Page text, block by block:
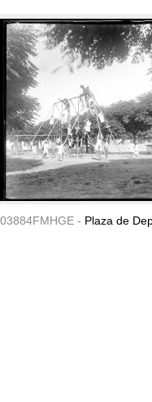
03884FMHGE - Plaza de